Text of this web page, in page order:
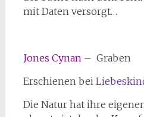
mit Daten versorgt…
Jones Cynan – Graben
Erschienen bei
Die Natur hat ihre